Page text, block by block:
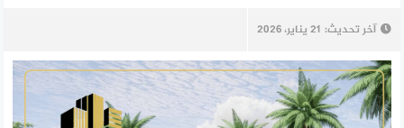
آخر تحديث: 21 يناير، 2026